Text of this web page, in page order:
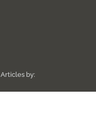
Articles by: